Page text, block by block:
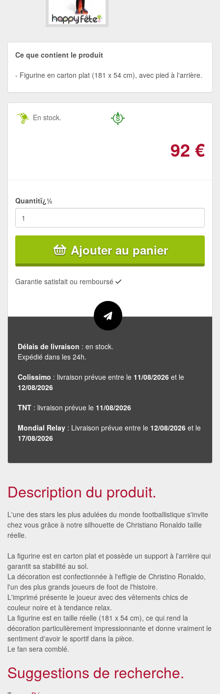
Ce que contient le produit
Figurine en carton plat (181 x 54 cm), avec pied à l'arrière.
En stock.
92 €
Quantitï¿½
Ajouter au panier
Garantie satisfait ou remboursé
Délais de livraison : en stock.
Expédié dans les 24h.
Colissimo : livraison prévue entre le 11/08/2026 et le
12/08/2026
TNT : livraison prévue le 11/08/2026
Mondial Relay : Livraison prévue entre le 12/08/2026 et le
17/08/2026
Description du produit.
L'une des stars les plus adulées du monde footballistique s'invite
chez vous grâce à notre silhouette de Christiano Ronaldo taille
réelle.
La figurine est en carton plat et possède un support à l'arrière qui
garantit sa stabilité au sol.
La décoration est confectionnée à l'effigie de Christino Ronaldo,
l'un des plus grands joueurs de foot de l'histoire.
L'imprimé présente le joueur avec des vêtements chics de
couleur noire et à tendance relax.
La figurine est en taille réelle (181 x 54 cm), ce qui rend la
décoration particulièrement impressionnante et donne vraiment le
sentiment d'avoir le sportif dans la pièce.
Le fan sera comblé.
Suggestions de recherche.